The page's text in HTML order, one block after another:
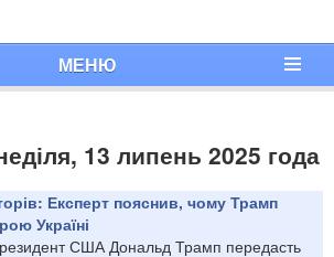
МЕНЮ
13 липень 2025 года
Експерт пояснив, чому Трамп
Україні
США Дональд Трамп передасть